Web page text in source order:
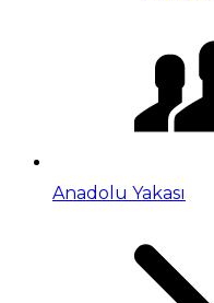
Anadolu Yakası